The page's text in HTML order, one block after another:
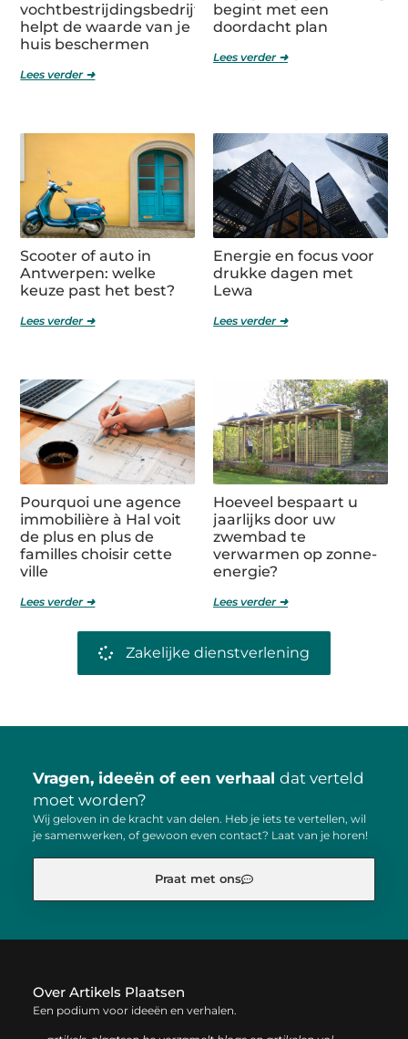
vochtbestrijdingsbedrijf
helpt de waarde van je
huis beschermen
Lees verder ➜
begint met een
doordacht plan
Lees verder ➜
Scooter of auto in
Antwerpen: welke
keuze past het best?
Lees verder ➜
Energie en focus voor
drukke dagen met
Lewa
Lees verder ➜
Pourquoi une agence
immobilière à Hal voit
de plus en plus de
familles choisir cette
ville
Lees verder ➜
Hoeveel bespaart u
jaarlijks door uw
zwembad te
verwarmen op zonne-
energie?
Lees verder ➜
Zakelijke dienstverlening
Vragen, ideeën of een verhaal dat verteld
moet worden?
Wij geloven in de kracht van delen. Heb je iets te vertellen, wil
je samenwerken, of gewoon even contact? Laat van je horen!
Praat met ons
Over Artikels Plaatsen
Een podium voor ideeën en verhalen.